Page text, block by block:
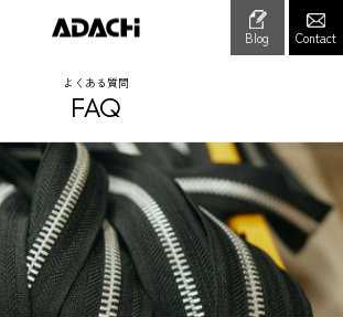
Blog Contact
よくある質問
FAQ